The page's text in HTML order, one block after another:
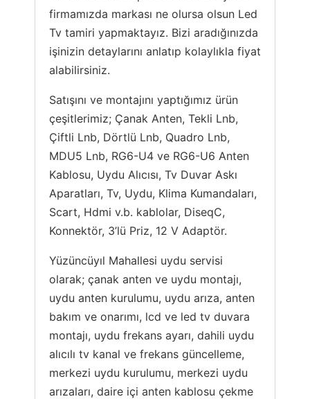
firmamızda markası ne olursa olsun Led
Tv tamiri yapmaktayız. Bizi aradığınızda
işinizin detaylarını anlatıp kolaylıkla fiyat
alabilirsiniz.
Satışını ve montajını yaptığımız ürün
çeşitlerimiz; Çanak Anten, Tekli Lnb,
Çiftli Lnb, Dörtlü Lnb, Quadro Lnb,
MDU5 Lnb, RG6-U4 ve RG6-U6 Anten
Kablosu, Uydu Alıcısı, Tv Duvar Askı
Aparatları, Tv, Uydu, Klima Kumandaları,
Scart, Hdmi v.b. kablolar, DiseqC,
Konnektör, 3’lü Priz, 12 V Adaptör.
Yüzüncüyıl Mahallesi uydu servisi
olarak; çanak anten ve uydu montajı,
uydu anten kurulumu, uydu arıza, anten
bakım ve onarımı, lcd ve led tv duvara
montajı, uydu frekans ayarı, dahili uydu
alıcılı tv kanal ve frekans güncelleme,
merkezi uydu kurulumu, merkezi uydu
arızaları, daire içi anten kablosu çekme